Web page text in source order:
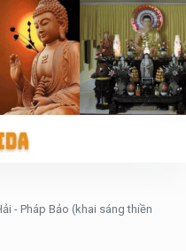
- Pháp Bảo (khai sáng thiền